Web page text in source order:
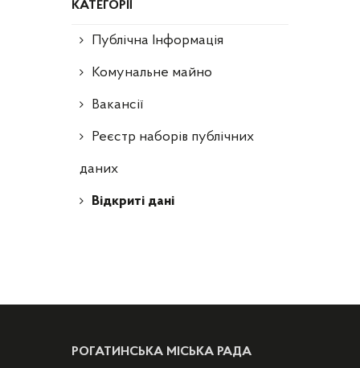
КАТЕГОРІЇ
Публічна Інформація
Комунальне майно
Вакансії
Реєстр наборів публічних
даних
Відкриті дані
РОГАТИНСЬКА МІСЬКА РАДА